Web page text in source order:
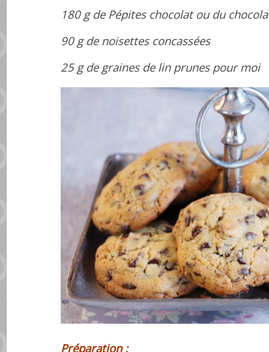
180 g de Pépites chocolat ou du
90 g de noisettes concassées
25 g de graines de lin prunes pour moi
Préparation :